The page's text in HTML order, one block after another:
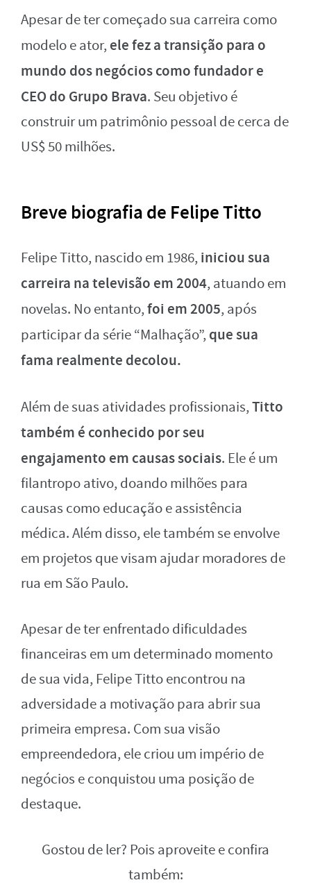
Apesar de ter começado sua carreira como
modelo e ator, ele fez a transição para o
mundo dos negócios como fundador e
CEO do Grupo Brava. Seu objetivo é
construir um patrimônio pessoal de cerca de
US$ 50 milhões.
Breve biografia de Felipe Titto
Felipe Titto, nascido em 1986, iniciou sua
carreira na televisão em 2004, atuando em
novelas. No entanto,foi em 2005, após
participar da série “Malhação”, que sua
fama realmente decolou.
Além de suas atividades profissionais,Titto
também é conhecido por seu
engajamento em causas sociais. Ele é um
filantropo ativo, doando milhões para
causas como educação e assistência
médica. Além disso, ele também se envolve
em projetos que visam ajudar moradores de
rua em São Paulo.
Apesar de ter enfrentado dificuldades
financeiras em um determinado momento
de sua vida, Felipe Titto encontrou na
adversidade a motivação para abrir sua
primeira empresa. Com sua visão
empreendedora, ele criou um império de
negócios e conquistou uma posição de
destaque.
Gostou de ler? Pois aproveite e confira
também: